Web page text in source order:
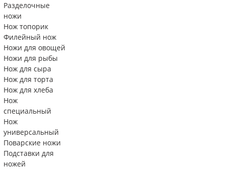
Разделочные
ножи
Нож топорик
Филейный нож
Ножи для овощей
Ножи для рыбы
Нож для сыра
Нож для торта
Нож для хлеба
Нож
специальный
Нож
универсальный
Поварские ножи
Подставки для
ножей